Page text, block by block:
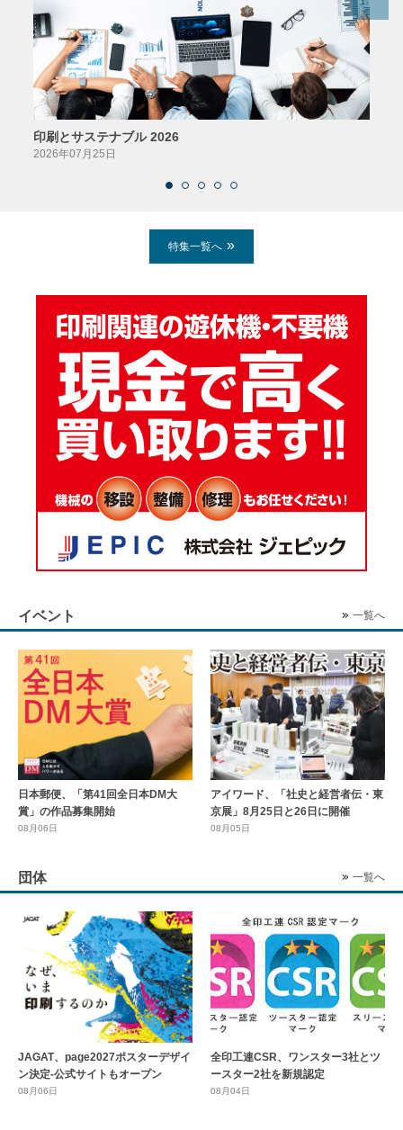
印刷とサステナブル 2026
2026年07月25日
特集一覧へ
イベント 一覧へ
日本郵便、「第41回全日本DM大
賞」の作品募集開始
08月06日
アイワード、「社史と経営者伝・東
京展」8月25日と26日に開催
08月05日
団体 一覧へ
JAGAT、page2027ポスターデザイ
ン決定-公式サイトもオープン
08月06日
全印工連CSR、ワンスター3社とツ
ースター2社を新規認定
08月04日